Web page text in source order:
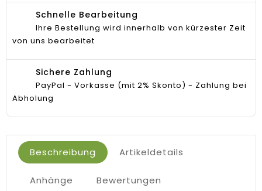
Schnelle Bearbeitung
Ihre Bestellung wird innerhalb von kürzester Zeit
von uns bearbeitet
Sichere Zahlung
PayPal - Vorkasse (mit 2% Skonto) - Zahlung bei
Abholung
Beschreibung Artikeldetails
Anhänge Bewertungen